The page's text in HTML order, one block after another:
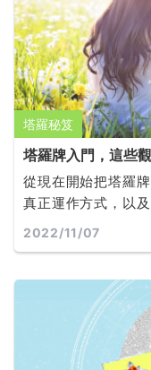
塔羅秘笈
塔羅牌入門，這些
從現在開始把塔羅
真正運作方式，以
繫，做出有效的選
2022/11/07